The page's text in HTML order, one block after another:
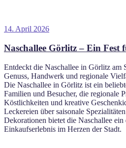
Veröffentlicht
14. April 2026
Naschallee Görlitz – Ein Fest
Entdeckt die Naschallee in Görlitz am
Genuss, Handwerk und regionale
Die Naschallee in Görlitz ist ein
Familien und Besucher, die regionale
Köstlichkeiten und kreative
Leckereien über saisonale
Dekorationen bietet die Naschallee ein
Einkaufserlebnis im Herzen der Stadt.